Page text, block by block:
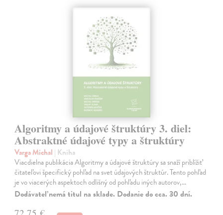
Algoritmy a údajové štruktúry 3. diel:
Abstraktné údajové typy a štruktúry
Varga Michal | Kniha
Viacdielna publikácia Algoritmy a údajové štruktúry sa snaží priblížiť
čitateľovi špecifický pohľad na svet údajových štruktúr. Tento pohľad
je vo viacerých aspektoch odlišný od pohľadu iných autorov,…
Dodávateľ nemá titul na sklade. Dodanie do cca. 30 dní.